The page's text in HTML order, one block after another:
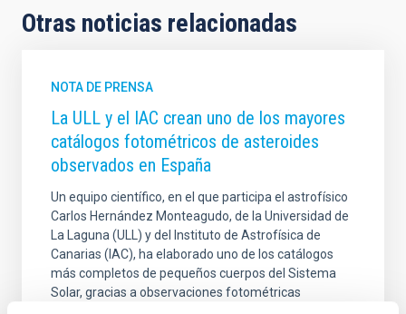
Otras noticias relacionadas
NOTA DE PRENSA
La ULL y el IAC crean uno de los mayores
catálogos fotométricos de asteroides
observados en España
Un equipo científico, en el que participa el astrofísico
Carlos Hernández Monteagudo, de la Universidad de
La Laguna (ULL) y del Instituto de Astrofísica de
Canarias (IAC), ha elaborado uno de los catálogos
más completos de pequeños cuerpos del Sistema
Solar, gracias a observaciones fotométricas